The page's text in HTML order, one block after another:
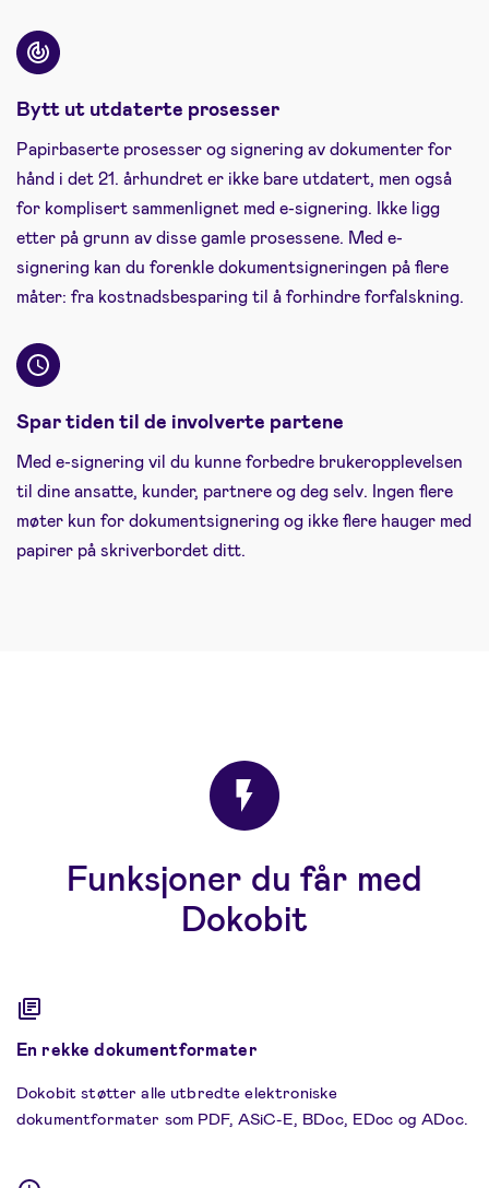
Bytt ut utdaterte prosesser
Papirbaserte prosesser og signering av dokumenter for
hånd i det 21. århundret er ikke bare utdatert, men også
for komplisert sammenlignet med e-signering. Ikke ligg
etter på grunn av disse gamle prosessene. Med e-
signering kan du forenkle dokumentsigneringen på flere
måter: fra kostnadsbesparing til å forhindre forfalskning.
Spar tiden til de involverte partene
Med e-signering vil du kunne forbedre brukeropplevelsen
til dine ansatte, kunder, partnere og deg selv. Ingen flere
møter kun for dokumentsignering og ikke flere hauger med
papirer på skriverbordet ditt.
Funksjoner du får med
Dokobit
En rekke dokumentformater
Dokobit støtter alle utbredte elektroniske
dokumentformater som PDF, ASiC-E, BDoc, EDoc og ADoc.